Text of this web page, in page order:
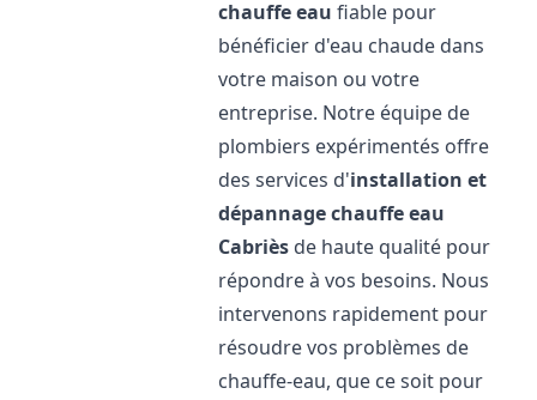
chauffe eau fiable pour
bénéficier d'eau chaude dans
votre maison ou votre
entreprise. Notre équipe de
plombiers expérimentés offre
des services d'installation et
dépannage chauffe eau
Cabriès de haute qualité pour
répondre à vos besoins. Nous
intervenons rapidement pour
résoudre vos problèmes de
chauffe-eau, que ce soit pour